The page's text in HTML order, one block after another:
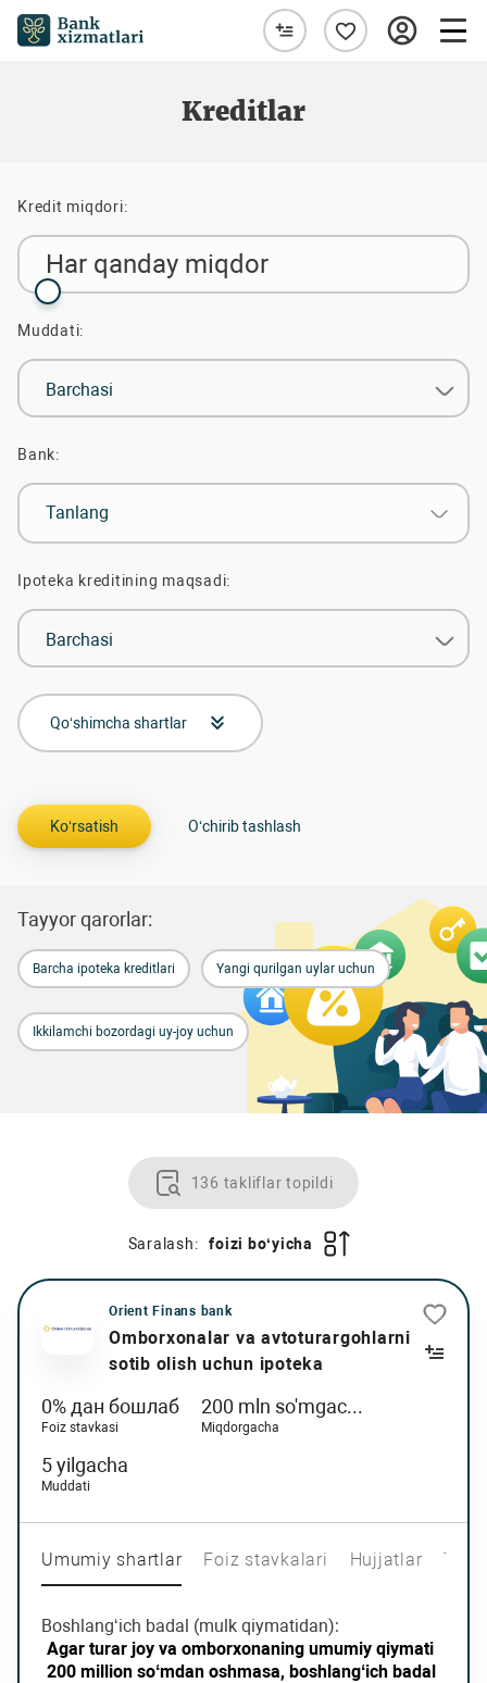
Kreditlar
Kredit miqdori:
Har qanday miqdor
Muddati:
Barchasi
Bank:
Tanlang
Ipoteka kreditining maqsadi:
Barchasi
Qo‘shimcha shartlar
Tayyor qarorlar:
Barcha ipoteka kreditlari Yangi qurilgan uylar uchun
Ikkilamchi bozordagi uy-joy uchun
136 takliflar topildi
Saralash: foizi bo‘yicha
Orient Finans bank
Omborxonalar va avtoturargohlarni
sotib olish uchun ipoteka
0% дан бошлаб
Foiz stavkasi
200 mln so'mgac...
Miqdorgacha
5 yilgacha
Muddati
Umumiy shartlar Foiz stavkalari Hujjatlar
Boshlang‘ich badal (mulk qiymatidan):
Agar turar joy va omborxonaning umumiy qiymati
200 million soʻmdan oshmasa, boshlangʻich badal